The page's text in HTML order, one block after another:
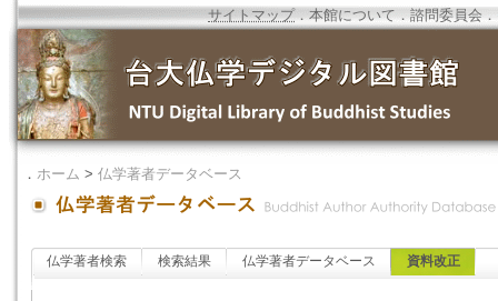
サイトマップ．本館について ．諮問委員会 ．
． ホーム > 仏学著者データベース
仏学著者検索 検索結果 仏学著者データベース 資料改正